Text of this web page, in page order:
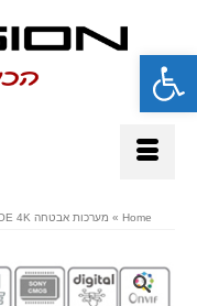
פתח סרגל נגישות
Home
» מערכות אבטחה IP POE 4K